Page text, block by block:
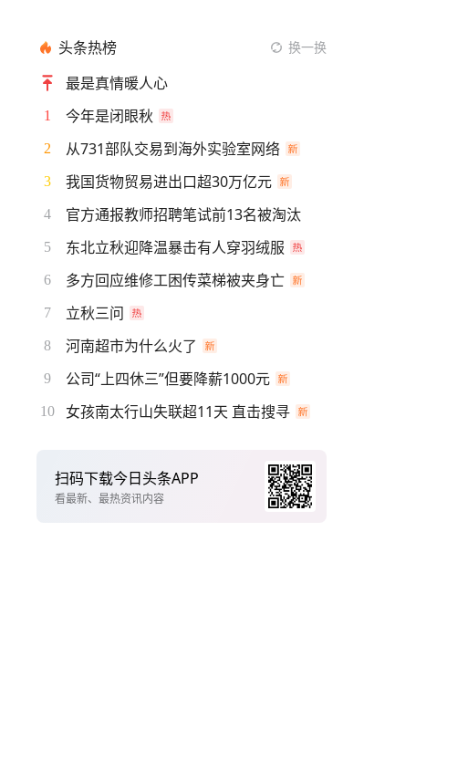
头条热榜 换一换
最是真情暖人心
1 今年是闭眼秋
2 从731部队交易到海外实验室网络
3 我国货物贸易进出口超30万亿元
4 官方通报教师招聘笔试前13名被淘汰
5 东北立秋迎降温暴击有人穿羽绒服
6 多方回应维修工困传菜梯被夹身亡
7 立秋三问
8 河南超市为什么火了
9 公司“上四休三”但要降薪1000元
10 女孩南太行山失联超11天 直击搜寻
扫码下载今日头条APP
看最新、最热资讯内容